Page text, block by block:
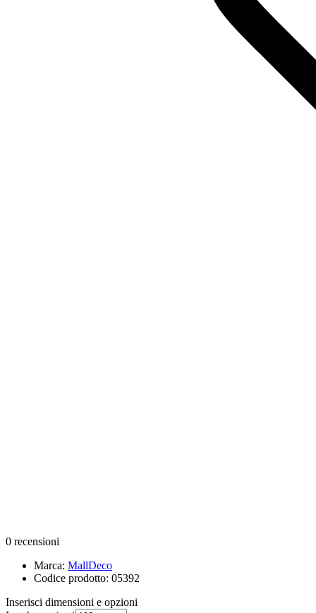
0 recensioni
Marca: MallDeco
Codice prodotto: 05392
Inserisci dimensioni e opzioni